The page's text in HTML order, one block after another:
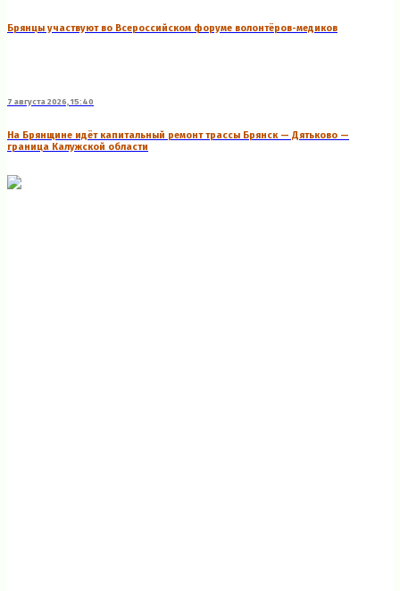
Брянцы участвуют во Всероссийском форуме волонтёров-медиков
7 августа 2026, 15:40
На Брянщине идёт капитальный ремонт трассы Брянск — Дятьково —
граница Калужской области